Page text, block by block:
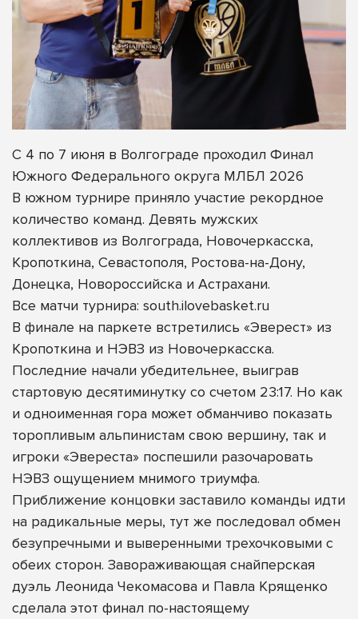
С 4 по 7 июня в Волгограде проходил Финал
Южного Федерального округа МЛБЛ 2026
В южном турнире приняло участие рекордное
количество команд. Девять мужских
коллективов из Волгограда, Новочеркасска,
Кропоткина, Севастополя, Ростова-на-Дону,
Донецка, Новороссийска и Астрахани.
Все матчи турнира: south.ilovebasket.ru
В финале на паркете встретились «Эверест» из
Кропоткина и НЭВЗ из Новочеркасска.
Последние начали убедительнее, выиграв
стартовую десятиминутку со счетом 23:17. Но как
и одноименная гора может обманчиво показать
торопливым альпинистам свою вершину, так и
игроки «Эвереста» поспешили разочаровать
НЭВЗ ощущением мнимого триумфа.
Приближение концовки заставило команды идти
на радикальные меры, тут же последовал обмен
безупречными и выверенными трехочковыми с
обеих сторон. Завораживающая снайперская
дуэль Леонида Чекомасова и Павла Крященко
сделала этот финал по-настоящему